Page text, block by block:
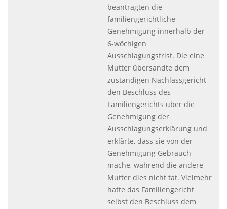
beantragten die
familiengerichtliche
Genehmigung innerhalb der
6-wöchigen
Ausschlagungsfrist. Die eine
Mutter übersandte dem
zuständigen Nachlassgericht
den Beschluss des
Familiengerichts über die
Genehmigung der
Ausschlagungserklärung und
erklärte, dass sie von der
Genehmigung Gebrauch
mache, während die andere
Mutter dies nicht tat. Vielmehr
hatte das Familiengericht
selbst den Beschluss dem